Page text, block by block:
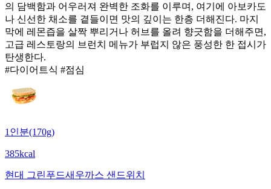
의 담백함과 어우러져 완벽한 조화를 이루며, 여기에 아보카도
나 신선한 채소를 곁들이면 맛의 깊이는 한층 더해진다. 마지
막에 레몬즙을 살짝 뿌리거나 허브를 올려 향긋함을 더해주면,
고급 레스토랑의 브런치 메뉴가 부럽지 않은 풍성한 한 접시가
탄생한다.
#다이어트식 #점심
1인분(170g)
385kcal
현대 그린푸드새우까스 샌드위치